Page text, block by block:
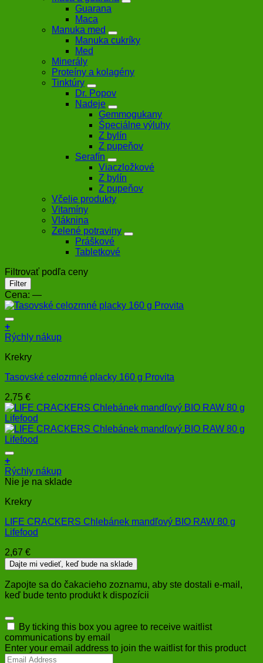
Guarana
Maca
Manuka med
Manuka cukríky
Med
Minerály
Proteíny a kolagény
Tinktúry
Dr. Popov
Nadeje
Gemmogukany
Špeciálne výluhy
Z bylín
Z pupeňov
Serafín
Viaczložkové
Z bylín
Z pupeňov
Včelie produkty
Vitamíny
Vláknina
Zelené potraviny
Práškové
Tabletkové
Filtrovať podľa ceny
Minimálna
cena
Maximálna
cena
Filter
Cena: —
+
Rýchly nákup
Krekry
Tasovské celozrnné placky 160 g Provita
2,75 €
+
Rýchly nákup
Nie je na sklade
Krekry
LIFE CRACKERS Chlebánek mandľový BIO RAW 80 g
Lifefood
2,67 €
Dajte mi vedieť, keď bude na sklade
Zapojte sa do čakacieho zoznamu, aby ste dostali e-mail,
keď bude tento produkt k dispozícii
Dismiss
notification
By ticking this box you agree to receive waitlist
communications by email
Enter your email address to join the waitlist for this product